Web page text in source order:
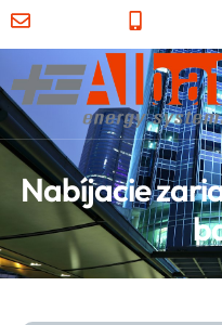
Nabíjacie